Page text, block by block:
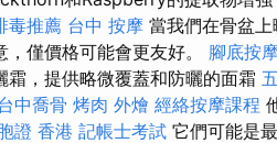
毒推薦 台中 按摩 當我們在骨盆
，僅價格可能會更友好。 腳底按
霜，提供略微覆蓋和防曬的面霜
中喬骨 烤肉 外燴 經絡按摩課程
證 香港 記帳士考試 它們可能是